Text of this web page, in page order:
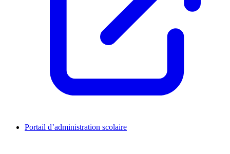
Portail d’administration scolaire